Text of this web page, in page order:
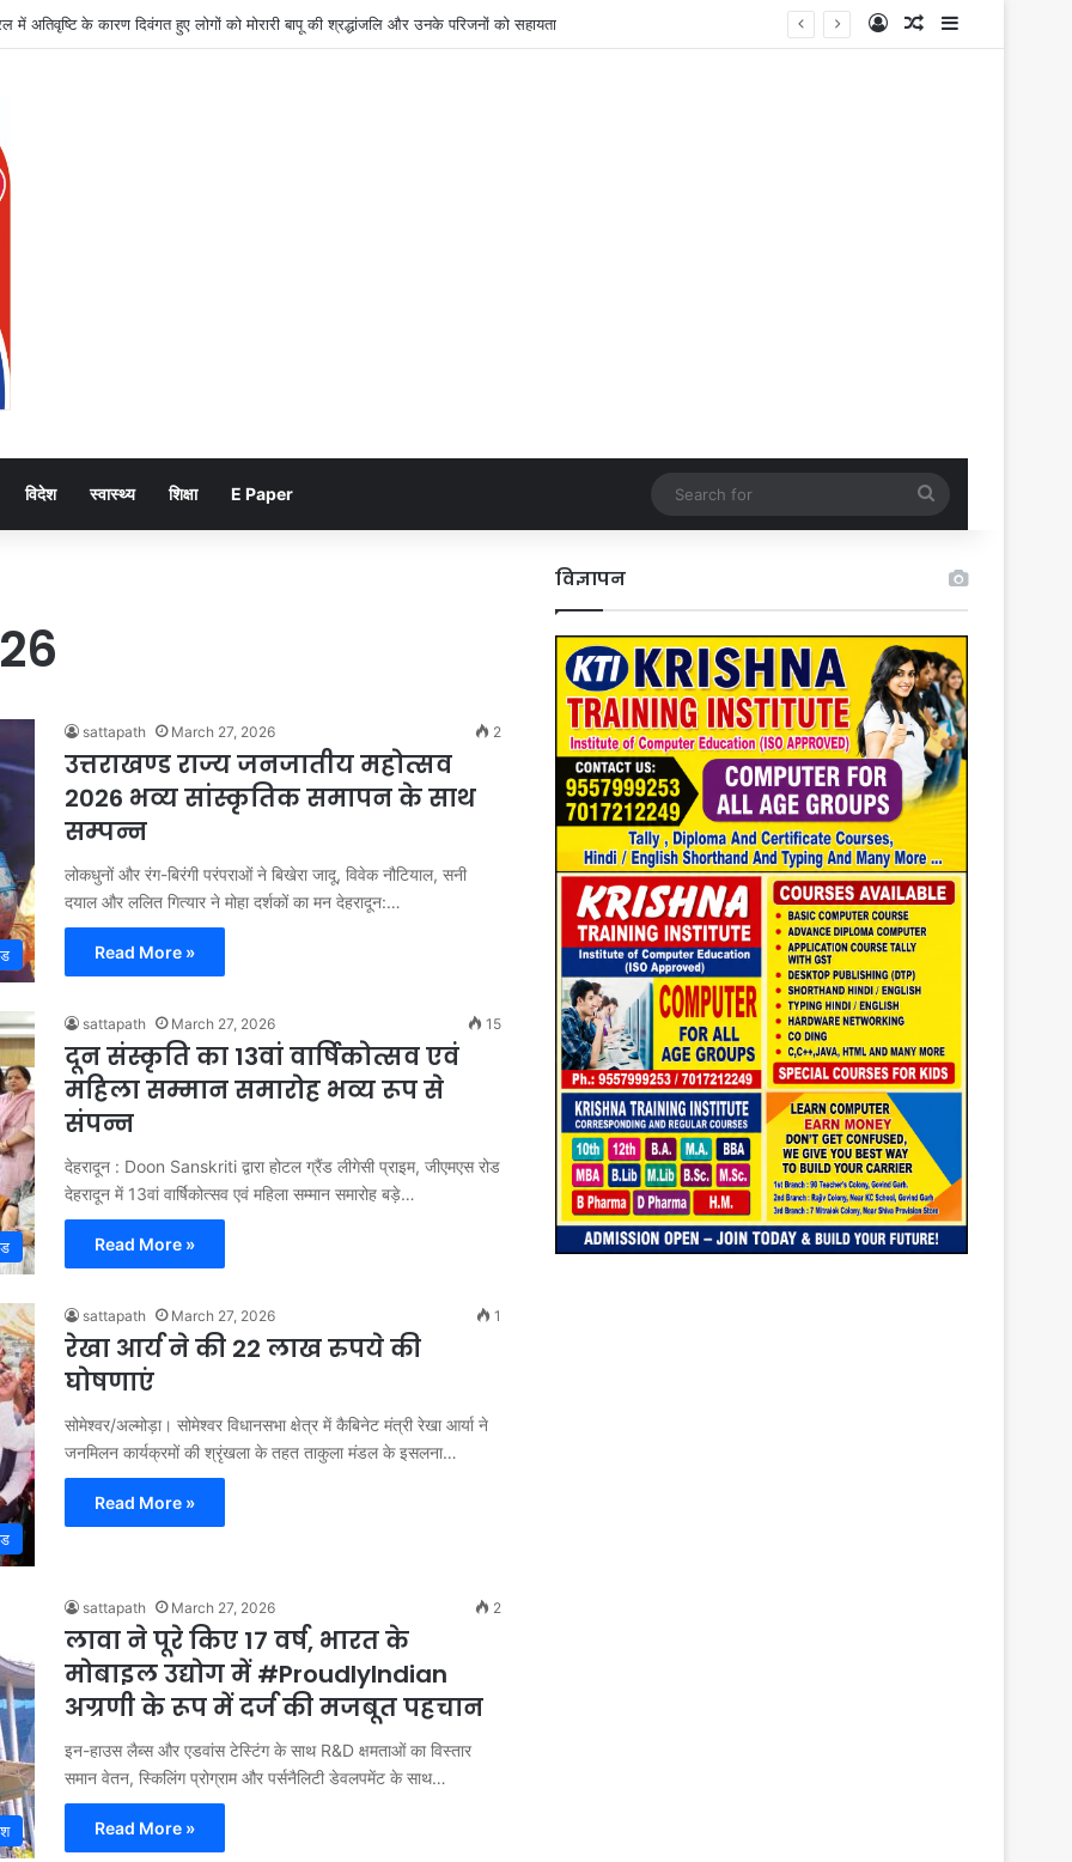
सेनानियों के सम्मान से जुड़े सभी लंबित कार्य समयबद्ध पूरे हों: जिलाधिकारी Log InRandom Article
Sidebar
विदेश स्वास्थ्य शिक्षा E Paper
for
sattapath March 27, 2026 2
उत्तराखण्ड राज्य जनजातीय महोत्सव
2026 भव्य सांस्कृतिक समापन के साथ
सम्पन्न
लोकधुनों और रंग-बिरंगी परंपराओं ने बिखेरा जादू, विवेक नौटियाल, सनी
दयाल और ललित गित्यार ने मोहा दर्शकों का मन देहरादून:…
Read More »
sattapath March 27, 2026 15
दून संस्कृति का 13वां वार्षिकोत्सव एवं
महिला सम्मान समारोह भव्य रूप से
संपन्न
देहरादून : Doon Sanskriti द्वारा होटल ग्रैंड लीगेसी प्राइम, जीएमएस रोड
देहरादून में 13वां वार्षिकोत्सव एवं महिला सम्मान समारोह बड़े…
Read More »
sattapath March 27, 2026 1
रेखा आर्य ने की 22 लाख रुपये की
घोषणाएं
सोमेश्वर/अल्मोड़ा। सोमेश्वर विधानसभा क्षेत्र में कैबिनेट मंत्री रेखा आर्या ने
जनमिलन कार्यक्रमों की श्रृंखला के तहत ताकुला मंडल के इसलना…
Read More »
sattapath March 27, 2026 2
लावा ने पूरे किए 17 वर्ष, भारत के
मोबाइल उद्योग में #ProudlyIndian
अग्रणी के रूप में दर्ज की मजबूत पहचान
इन-हाउस लैब्स और एडवांस टेस्टिंग के साथ R&D क्षमताओं का विस्तार
समान वेतन, स्किलिंग प्रोग्राम और पर्सनैलिटी डेवलपमेंट के साथ…
Read More »
विज्ञापन